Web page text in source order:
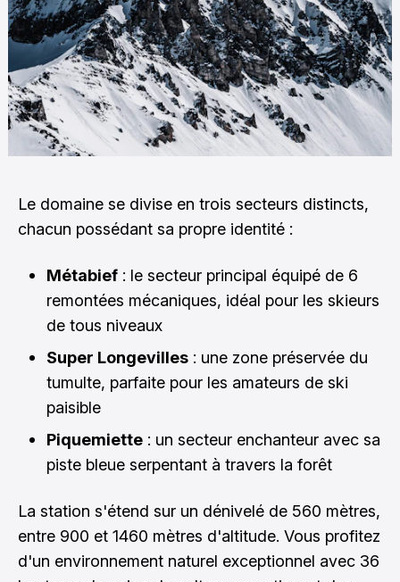
Le domaine se divise en trois secteurs distincts,
chacun possédant sa propre identité :
Métabief : le secteur principal équipé de 6
remontées mécaniques, idéal pour les skieurs
de tous niveaux
Super Longevilles : une zone préservée du
tumulte, parfaite pour les amateurs de ski
paisible
Piquemiette : un secteur enchanteur avec sa
piste bleue serpentant à travers la forêt
La station s'étend sur un dénivelé de 560 mètres,
entre 900 et 1460 mètres d'altitude. Vous profitez
d'un environnement naturel exceptionnel avec 36